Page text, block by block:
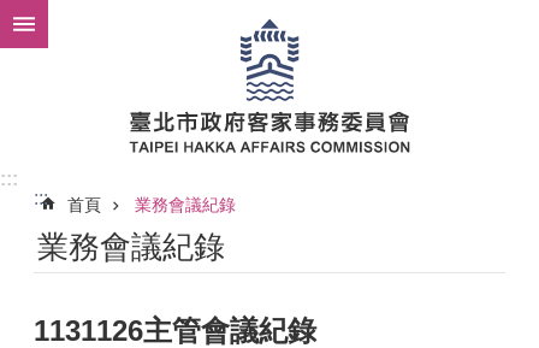
跳到主要內容區塊
:::
:::
首頁 業務會議紀錄
業務會議紀錄
1131126主管會議紀錄